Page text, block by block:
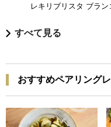
レキリブリスタ ブラン
すべて見る
おすすめペアリング